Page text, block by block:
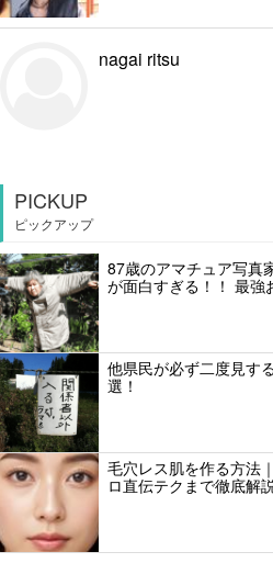
nagai ritsu
PICKUP
ピックアップ
87歳のアマチュア写真
が面白すぎる！！ 最強
他県民が必ず二度見す
選！
毛穴レス肌を作る方法
ロ直伝テクまで徹底解